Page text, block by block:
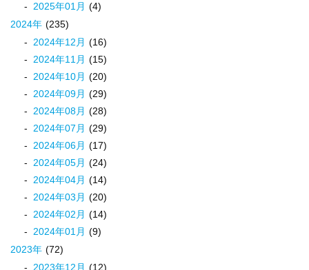
2025年01月 (4)
2024年 (235)
2024年12月 (16)
2024年11月 (15)
2024年10月 (20)
2024年09月 (29)
2024年08月 (28)
2024年07月 (29)
2024年06月 (17)
2024年05月 (24)
2024年04月 (14)
2024年03月 (20)
2024年02月 (14)
2024年01月 (9)
2023年 (72)
2023年12月 (12)